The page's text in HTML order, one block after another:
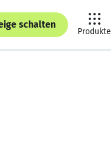
schalten
Produkte